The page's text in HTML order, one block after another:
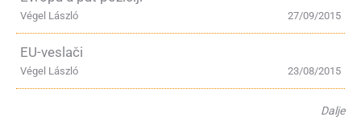
27/09/2015
Végel László
EU-veslači
23/08/2015
Végel László
Dalje